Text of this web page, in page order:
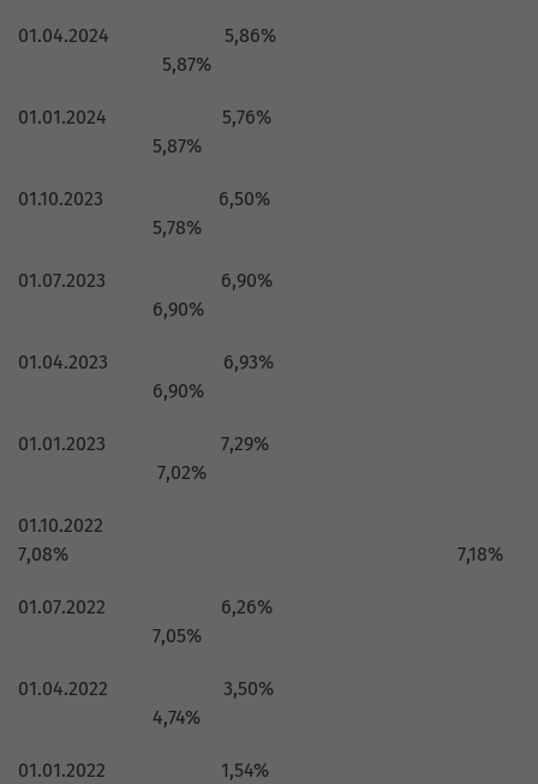
01.04.2024 5,86%
5,87%
01.01.2024 5,76%
5,87%
01.10.2023 6,50%
5,78%
01.07.2023 6,90%
6,90%
01.04.2023 6,93%
6,90%
01.01.2023 7,29%
7,02%
01.10.2022
7,08% 7,18%
01.07.2022 6,26%
7,05%
01.04.2022 3,50%
4,74%
01.01.2022 1,54%